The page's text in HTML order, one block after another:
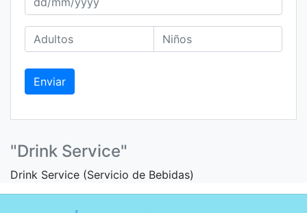
Enviar
"Drink Service"
Drink Service (Servicio de Bebidas)